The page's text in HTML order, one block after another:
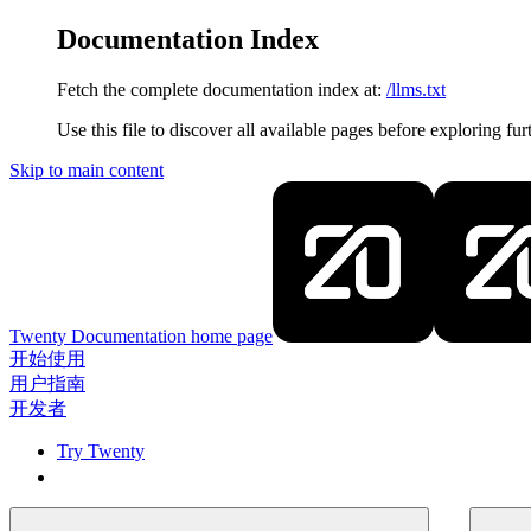
Documentation Index
Fetch the complete documentation index at: /llms.txt
Use this file to discover all available pages before exploring
Skip to main content
Twenty Documentation home page
开始使用
用户指南
开发者
Try Twenty